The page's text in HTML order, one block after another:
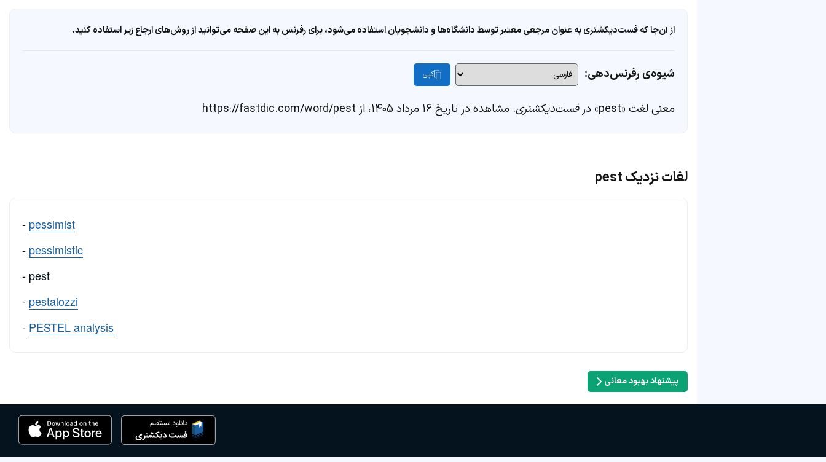
از آن‌جا که فست‌دیکشنری به عنوان مرجعی معتبر توسط دانشگاه‌ها و دانشجویان استفاده می‌شود، برای رفرنس به این صفحه می‌توانید از روش‌های ارجاع زیر استفاده کنید.
شیوه‌ی رفرنس‌دهی: کپی
معنی لغت «pest» در فست‌دیکشنری. مشاهده در تاریخ ۱۶ مرداد ۱۴۰۵، از https://fastdic.com/word/pest
لغات نزدیک pest
- pessimist
- pessimistic
- pest
- pestalozzi
- PESTEL analysis
پیشنهاد بهبود معانی